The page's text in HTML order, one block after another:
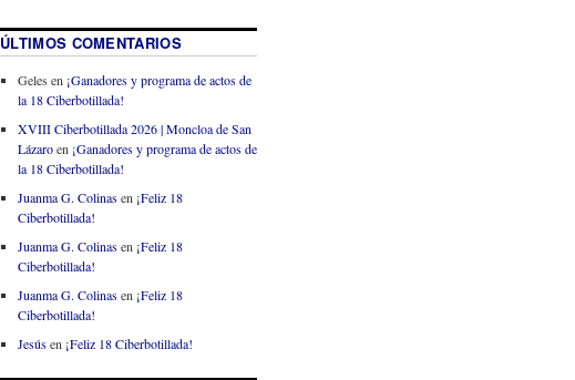
ÚLTIMOS COMENTARIOS
Geles en ¡Ganadores y programa de actos de
la 18 Ciberbotillada!
XVIII Ciberbotillada 2026 | Moncloa de San
Lázaroen ¡Ganadores y programa de actos de
la 18 Ciberbotillada!
Juanma G. Colinasen ¡Feliz 18
Ciberbotillada!
Juanma G. Colinasen ¡Feliz 18
Ciberbotillada!
Juanma G. Colinasen ¡Feliz 18
Ciberbotillada!
Jesúsen ¡Feliz 18 Ciberbotillada!